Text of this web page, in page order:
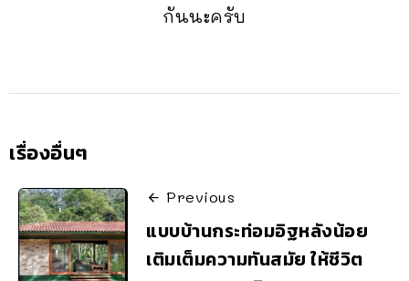
กันนะครับ
เรื่องอื่นๆ
Previous
แบบบ้านกระท่อมอิฐหลังน้อย
เติมเต็มความทันสมัย ให้ชีวิต